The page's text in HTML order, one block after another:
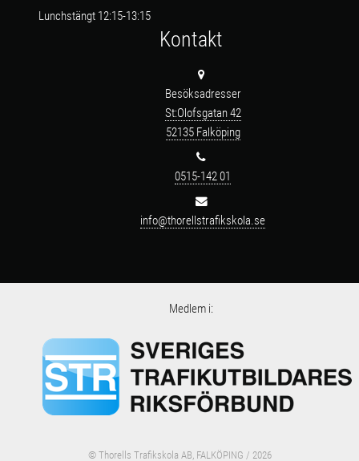
Lunchstängt 12:15-13:15
Kontakt
Besöksadresser
St:Olofsgatan 42
52135 Falköping
0515-142 01
info@thorellstrafikskola.se
Medlem i:
© Thorells Trafikskola AB, FALKÖPING / 2026